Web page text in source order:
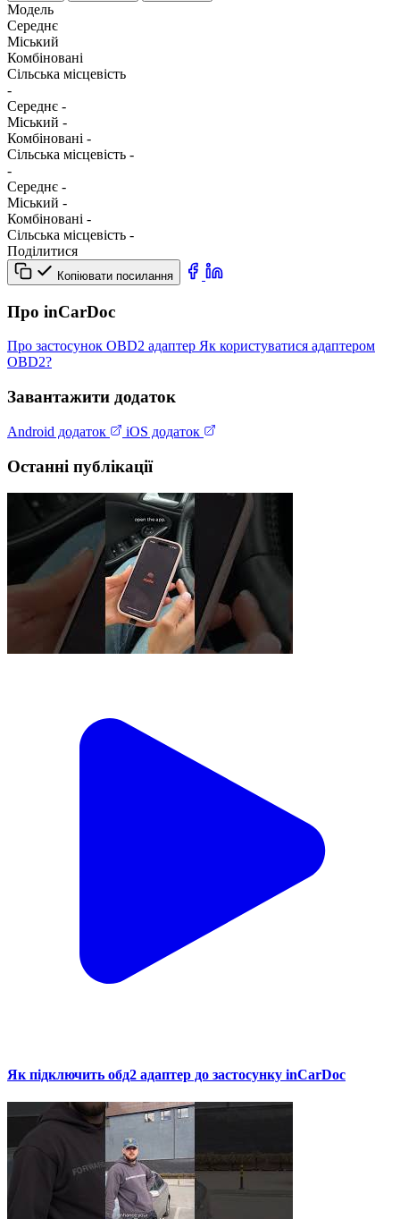
Модель
Середнє
Міський
Комбіновані
Сільська місцевість
-
Середнє -
Міський -
Комбіновані -
Сільська місцевість -
-
Середнє -
Міський -
Комбіновані -
Сільська місцевість -
Поділитися
Копіювати посилання
Про inCarDoc
Про застосунок OBD2 адаптер Як користуватися адаптером
OBD2?
Завантажити додаток
Android додаток iOS додаток
Останні публікації
Як підключить обд2 адаптер до застосунку inCarDoc